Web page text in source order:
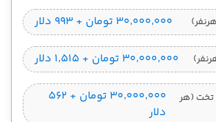
۳۰٬۰۰۰٬۰۰۰ تومان + ۹۹۳ دلار
۳۰٬۰۰۰٬۰۰۰ تومان + ۱٬۵۱۵ دلار
تخت (هر
۳۰٬۰۰۰٬۰۰۰ تومان + ۵۶۲
دلار